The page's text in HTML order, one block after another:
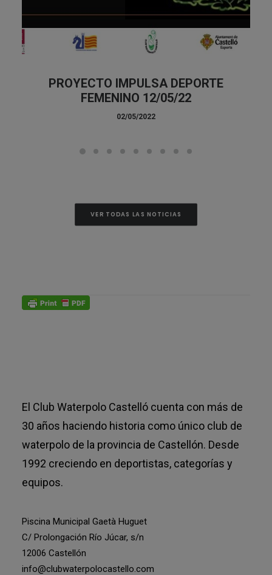
PROYECTO IMPULSA DEPORTE
FEMENINO 12/05/22
02/05/2022
VER TODAS LAS NOTICIAS
El Club Waterpolo Castelló cuenta con más de
30 años haciendo historia como único club de
waterpolo de la provincia de Castellón. Desde
1992 creciendo en deportistas, categorías y
equipos.
Piscina Municipal Gaetà Huguet
C/ Prolongación Río Júcar, s/n
12006 Castellón
info@clubwaterpolocastello.com